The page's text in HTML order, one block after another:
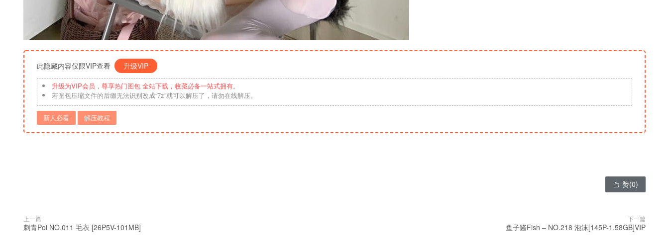
此隐藏内容仅限VIP查看 升级VIP
升级为VIP会员，尊享热门图包 全站下载，收藏必备一站式拥有。
若图包压缩文件的后缀无法识别改成“7z”就可以解压了，请勿在线解压。
新人必看 解压教程
 赞(0)
上一篇
刺青Poi NO.011 毛衣 [26P5V-101MB]
下一篇
鱼子酱Fish – NO.218 泡沫[145P-1.58GB]VIP